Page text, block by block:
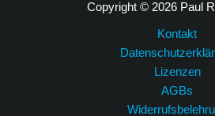
Copyright © 2026 Paul
Kontakt
Lizenzen
AGBs